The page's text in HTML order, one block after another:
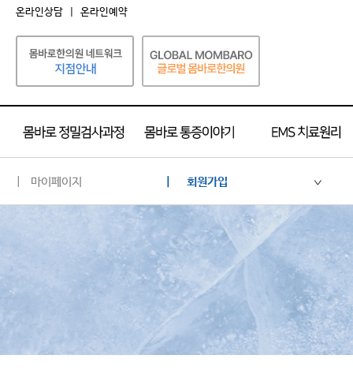
온라인상담 온라인예약
| 마이페이지 | 회원가입
로그인
회원가입
이용약관
개인정보수집방침